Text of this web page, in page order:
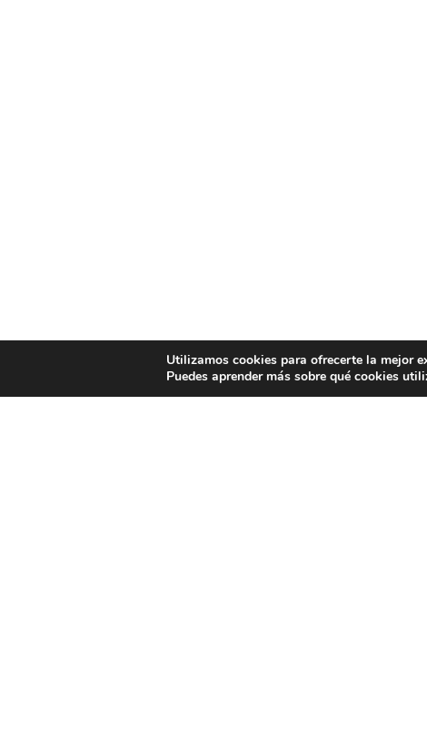
Utilizamos cookies para ofrecerte la mejor
Puedes aprender más sobre qué cookies